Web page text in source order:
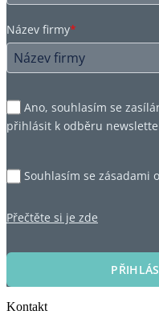
Název firmy*
Ano, souhlasím se
přihlásit k odběru
Souhlasím se zásadami
Přečtěte si je zde
Kontakt